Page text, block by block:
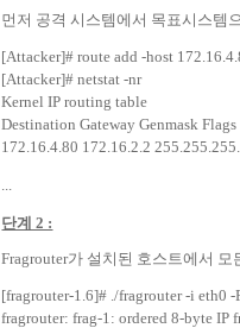
먼저 공격 시스템에서 목표시스템
[Attacker]# route add -host
[Attacker]# netstat -nr
Kernel IP routing table
Destination Gateway Genmask
172.16.4.80 172.16.2.2
...
단계 2 :
Fragrouter가 설치된 호스트에서
[fragrouter-1.6]# ./fragrouter -i eth0 -
fragrouter: frag-1: ordered 8-byte IP